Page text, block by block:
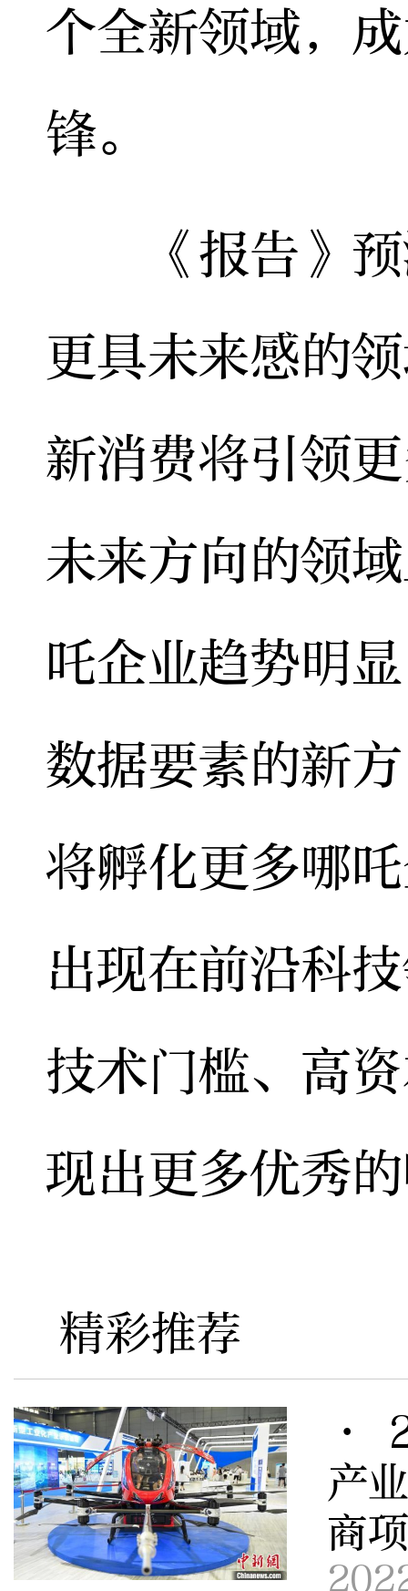
个全新领域，
锋。
《报告》预
更具未来感的
新消费将引领
未来方向的领
吒企业趋势明
数据要素的新
将孵化更多哪
出现在前沿科
技术门槛、高
现出更多优秀
精彩推荐
·
产
商